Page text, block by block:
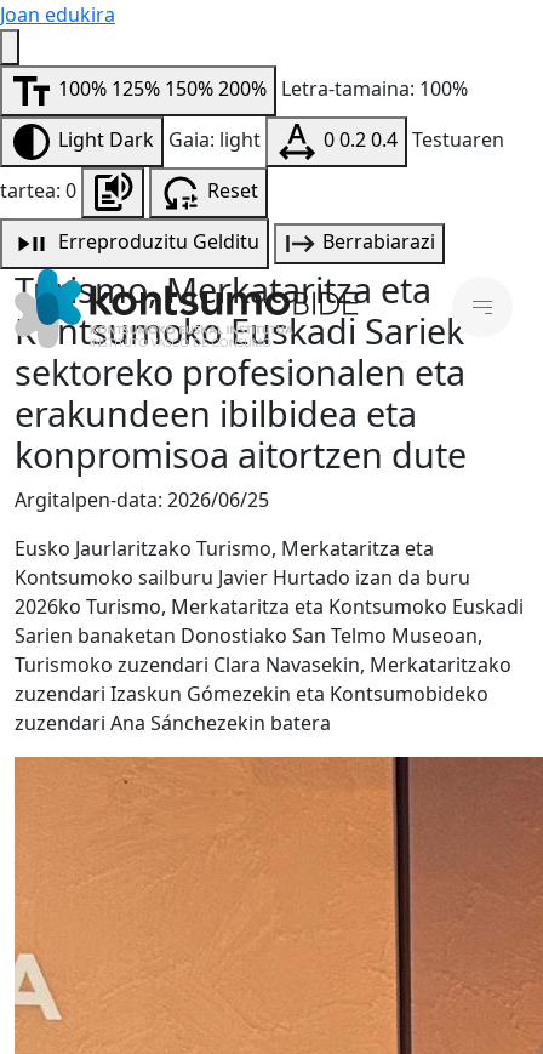
Joan edukira
100% 125% 150%200% Letra-tamaina: 100%
Light Dark Gaia: light 00.20.4 Testuaren
tartea: 0
Reset
Erreproduzitu Gelditu Berrabiarazi
Turismo, Merkataritza eta
Kontsumoko Euskadi Sariek
sektoreko profesionalen eta
erakundeen ibilbidea eta
konpromisoa aitortzen dute
Argitalpen-data: 2026/06/25
Eusko Jaurlaritzako Turismo, Merkataritza eta
Kontsumoko sailburu Javier Hurtado izan da buru
2026ko Turismo, Merkataritza eta Kontsumoko Euskadi
Sarien banaketan Donostiako San Telmo Museoan,
Turismoko zuzendari Clara Navasekin, Merkataritzako
zuzendari Izaskun Gómezekin eta Kontsumobideko
zuzendari Ana Sánchezekin batera